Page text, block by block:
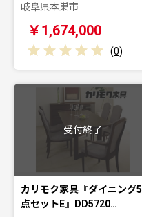
岐阜県本巣市
￥1,674,000
(0)
受付終了
カリモク家具『ダイニング5
点セットE』DD5720…